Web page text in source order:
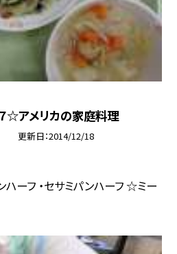
☆アメリカの家庭料理
更新日 2014/12/18
ハーフ ・セサミパンハーフ ☆ミー